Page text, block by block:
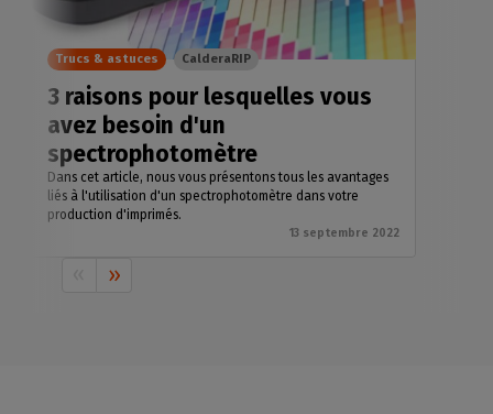
3 raisons pour lesquelles vous
avez besoin d'un
spectrophotomètre
Dans cet article, nous vous présentons tous les avantages
liés à l'utilisation d'un spectrophotomètre dans votre
production d'imprimés.
13 septembre 2022
Trucs & astuces CalderaRIP